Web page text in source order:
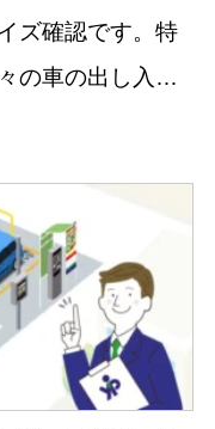
ズ確認です。特
の車の出し入れ
重に選ぶ必要が